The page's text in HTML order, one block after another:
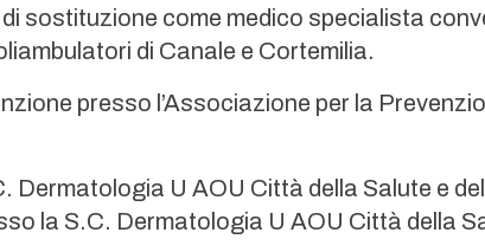
sostituzione come medico specialista
di Canale e Cortemilia.
presso l’Associazione per la
U AOU Città della Salute e
la S.C. Dermatologia U AOU Città della